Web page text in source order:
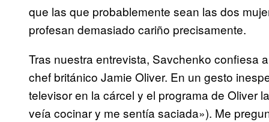
que las que probablemente sean las dos
profesan demasiado cariño precisamente.
Tras nuestra entrevista, Savchenko confiesa
chef británico Jamie Oliver. En un gesto
televisor en la cárcel y el programa de Oliver
veía cocinar y me sentía saciada»). Me